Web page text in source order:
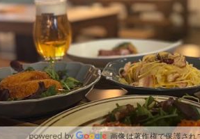
画像は著作権で保護さ